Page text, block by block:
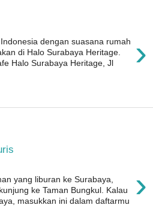
›
dengan suasana rumah
di Halo Surabaya Heritage.
Halo Surabaya Heritage, Jl
›
yang liburan ke Surabaya,
ke Taman Bungkul. Kalau
masukkan ini dalam daftarmu